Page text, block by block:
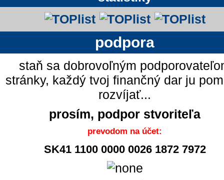
podpora
staň sa dobrovoľným
stránky, každý tvoj finančný dar ju
rozvíjať...
prosím, podpor stvoriteľa
prevodom na účet:
SK41 1100 0000 0026 1872 7972